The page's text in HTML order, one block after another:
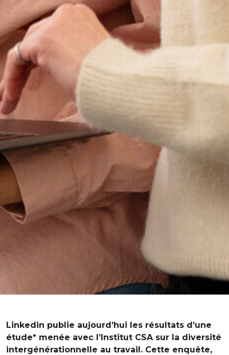
Linkedin publie aujourd’hui les résultats d’une
étude* menée avec l’Institut CSA sur la diversité
intergénérationnelle au travail. Cette enquête,